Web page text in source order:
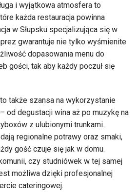
i wyjątkowa atmosfera to
każda restauracja powinna
w Słupsku specjalizująca się w
gwarantuje nie tylko wyśmienite
dopasowania menu do
gości, tak aby każdy poczuł się
także szansa na wykorzystanie
od degustacji wina aż po muzykę na
z ulubionymi trunkami.
regionalne potrawy oraz smaki,
gość czuje się jak w domu.
czy studniówek w tej samej
możliwa dzięki profesjonalnej
cateringowej.